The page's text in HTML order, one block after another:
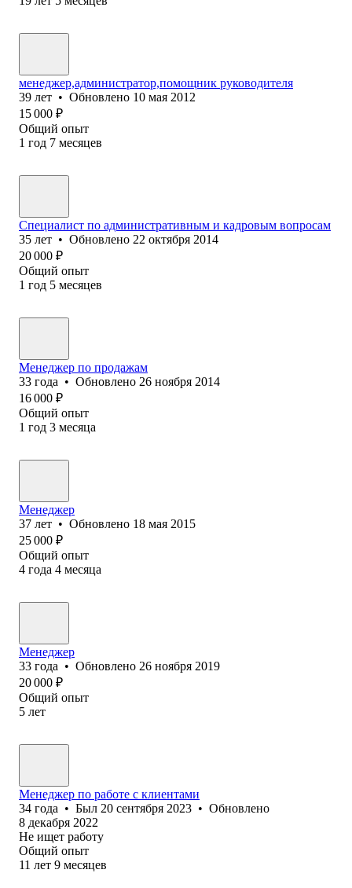
менеджер,администратор,помощник руководителя
39 лет • Обновлено 10 мая 2012
15 000 ₽
Общий опыт
1 год 7 месяцев
Специалист по административным и кадровым вопросам
35 лет • Обновлено 22 октября 2014
20 000 ₽
Общий опыт
1 год 5 месяцев
Менеджер по продажам
33 года • Обновлено 26 ноября 2014
16 000 ₽
Общий опыт
1 год 3 месяца
Менеджер
37 лет • Обновлено 18 мая 2015
25 000 ₽
Общий опыт
4 года 4 месяца
Менеджер
33 года • Обновлено 26 ноября 2019
20 000 ₽
Общий опыт
5 лет
Менеджер по работе с клиентами
34 года • Был 20 сентября 2023 • Обновлено
8 декабря 2022
Не ищет работу
Общий опыт
11 лет 9 месяцев